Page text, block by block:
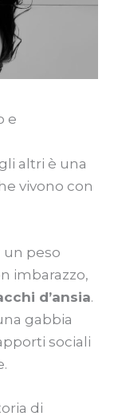
e
altri è una
vivono con
un peso
imbarazzo,
d’ansia.
gabbia
sociali
di